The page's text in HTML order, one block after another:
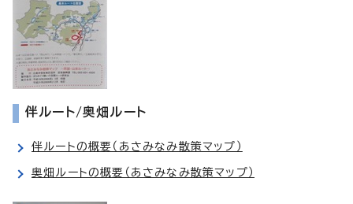
伴ルート/奥畑ルート
伴ルートの概要（あさみなみ散策マップ）
奥畑ルートの概要（あさみなみ散策マップ）